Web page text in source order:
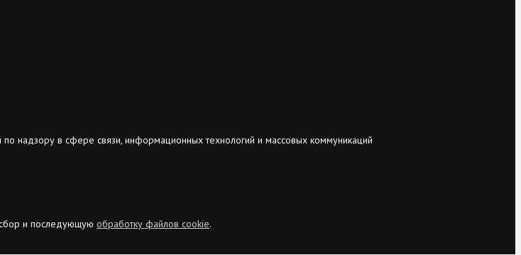
в сфере связи, информационных технологий и массовых коммуникаций
и последующую обработку файлов cookie.